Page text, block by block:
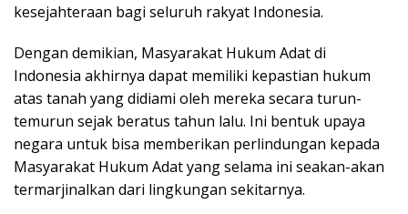
kesejahteraan bagi seluruh rakyat Indonesia.
Dengan demikian, Masyarakat Hukum Adat di
Indonesia akhirnya dapat memiliki kepastian hukum
atas tanah yang didiami oleh mereka secara turun-
temurun sejak beratus tahun lalu. Ini bentuk upaya
negara untuk bisa memberikan perlindungan kepada
Masyarakat Hukum Adat yang selama ini seakan-akan
termarjinalkan dari lingkungan sekitarnya.